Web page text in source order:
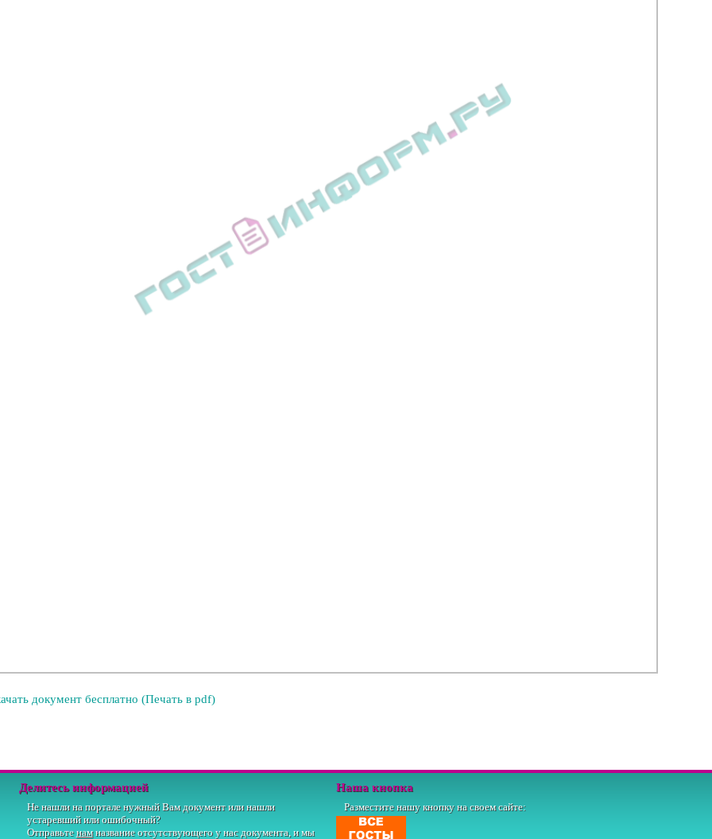
документ бесплатно (Печать в pdf)
Делитесь информацией
Не нашли на портале нужный Вам документ или нашли
устаревший или ошибочный?
Отправьтенамназвание отсутствующего у нас документа, и мы
Наша кнопка
Разместите нашу кнопку на своем сайте: